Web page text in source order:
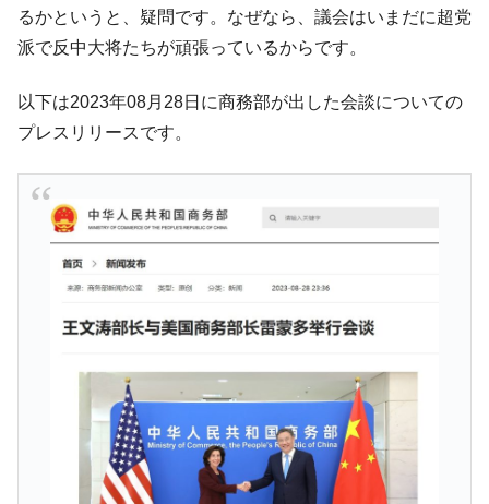
『Money1』
韓国･警察職員が「丸刈りになって抗議活
動」
国の過剰生産が世界を蝕む。
『Money1』
韓国製造業「半導体絶好調」のウラで他業
『Money1』
ン』1人当たり賠償10万ウォンを認定 ⇒ 総額3兆7,000億
『Money1』
韓国型イージス搭載の次世代駆逐艦
に韓国がいっちょがみしたのでは。
『Money1』
韓国政府『BYD』車への補助金を全廃 ⇒ 実
は韓国で『BYD』車は売れている。6カ月で対前年同期比
『Money1』
在韓米国大使スティールが着韓！⇒ さっそ
るかというと、疑問です。なぜなら、議会はいまだに超党
派で反中大将たちが頑張っているからです。
以下は2023年08月28日に商務部が出した会談についての
プレスリリースです。